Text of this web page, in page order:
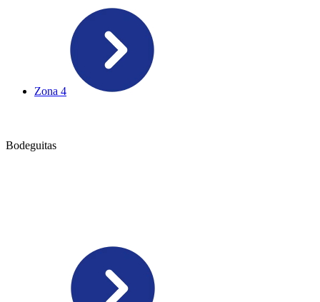
Zona 4
Bodeguitas